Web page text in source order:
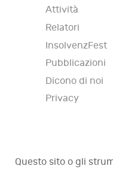
Attività
Relatori
InsolvenzFest
Pubblicazioni
Dicono di noi
Privacy
Questo sito o gli